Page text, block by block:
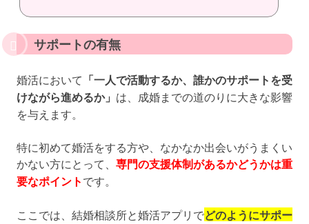
サポートの有無
婚活において 「一人で活動するか、誰かのサポートを受
けながら進めるか」 は、成婚までの道のりに大きな影響
を与えます。
特に初めて婚活をする方や、なかなか出会いがうまくい
かない方にとって、 専門の支援体制があるかどうかは重
要なポイント です。
ここでは、結婚相談所と婚活アプリでどのようにサポー